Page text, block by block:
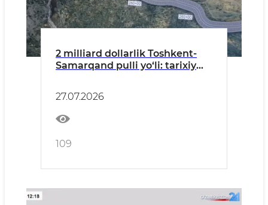
2 milliard dollarlik Toshkent-
Samarqand pulli yo‘li: tarixiy
27.07.2026
109